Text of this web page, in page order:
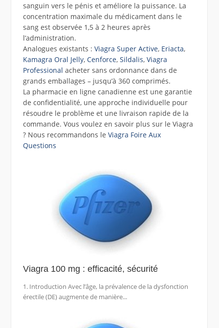
sanguin vers le pénis et améliore la puissance. La
concentration maximale du médicament dans le
sang est observée 1,5 à 2 heures après
l’administration.
Analogues existants : Viagra Super Active, Eriacta,
Kamagra Oral Jelly, Cenforce, Sildalis, Viagra
Professional acheter sans ordonnance dans de
grands emballages – jusqu’à 360 comprimés.
La pharmacie en ligne canadienne est une garantie
de confidentialité, une approche individuelle pour
résoudre le problème et une livraison rapide de la
commande. Vous voulez en savoir plus sur le Viagra
? Nous recommandons le Viagra Foire Aux
Questions
Viagra 100 mg : efficacité, sécurité
1. Introduction Avec l’âge, la prévalence de la dysfonction
érectile (DE) augmente de manière...